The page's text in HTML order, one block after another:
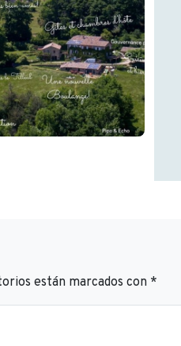
están marcados con *